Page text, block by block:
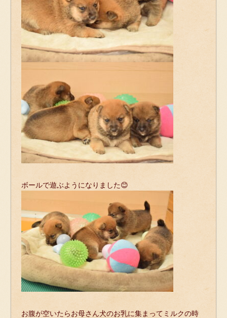
ボールで遊ぶようになりました😊
お腹が空いたらお母さん犬のお乳に集まってミルクの時